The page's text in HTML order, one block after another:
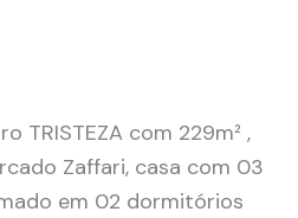
TRISTEZA com 229m² ,
Zaffari, casa com 03
em 02 dormitórios